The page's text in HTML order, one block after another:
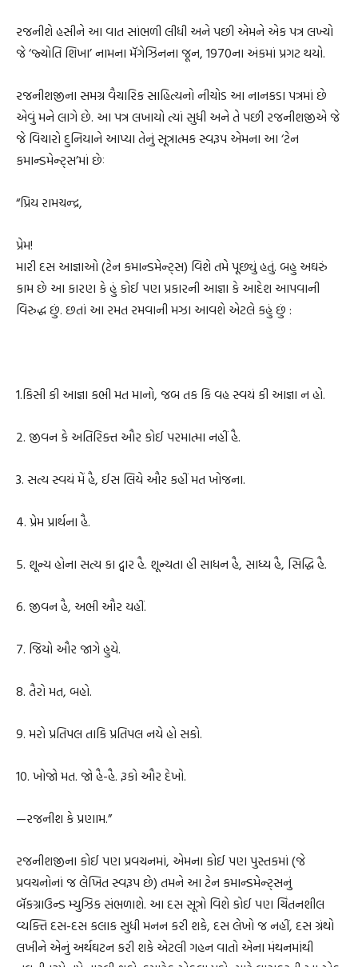
રજનીશે હસીને આ વાત સાંભળી લીધી અને પછી એમને એક પત્ર લખ્યો
જે ‘જ્યોતિ શિખા’ નામના મૅગેઝિનના જૂન, 1970ના અંકમાં પ્રગટ થયો.
રજનીશજીના સમગ્ર વૈચારિક સાહિત્યનો નીચોડ આ નાનકડા પત્રમાં છે
એવું મને લાગે છે. આ પત્ર લખાયો ત્યાં સુધી અને તે પછી રજનીશજીએ જે
જે વિચારો દુનિયાને આપ્યા તેનું સૂત્રાત્મક સ્વરૂપ એમના આ ‘ટેન
કમાન્ડમેન્ટ્સ’માં છેઃ
“પ્રિય રામચન્દ્ર,
પ્રેમ!
મારી દસ આજ્ઞાઓ (ટેન કમાન્ડમેન્ટ્સ) વિશે તમે પૂછ્યું હતું. બહુ અઘરું
કામ છે આ કારણ કે હું કોઈ પણ પ્રકારની આજ્ઞા કે આદેશ આપવાની
વિરુદ્ધ છું. છતાં આ રમત રમવાની મઝા આવશે એટલે કહું છું :
1.કિસી કી આજ્ઞા કભી મત માનો, જબ તક કિ વહ સ્વયં કી આજ્ઞા ન હો.
2. જીવન કે અતિરિક્ત ઔર કોઈ પરમાત્મા નહીં હૈ.
3. સત્ય સ્વયં મેં હૈ, ઈસ લિયે ઔર કહીં મત ખોજના.
4. પ્રેમ પ્રાર્થના હૈ.
5. શૂન્ય હોના સત્ય કા દ્વાર હૈ. શૂન્યતા હી સાધન હૈ, સાધ્ય હૈ, સિદ્ધિ હૈ.
6. જીવન હૈ, અભી ઔર યહીં.
7. જિયો ઔર જાગે હુયે.
8. તૈરો મત, બહો.
9. મરો પ્રતિપલ તાકિ પ્રતિપલ નયે હો સકો.
10. ખોજો મત. જો હૈ-હૈ. રૂકો ઔર દેખો.
—રજનીશ કે પ્રણામ.”
રજનીશજીના કોઈ પણ પ્રવચનમાં, એમના કોઈ પણ પુસ્તકમાં (જે
પ્રવચનોનાં જ લેખિત સ્વરૂપ છે) તમને આ ટેન કમાન્ડમેન્ટ્સનું
બૅકગ્રાઉન્ડ મ્યુઝિક સંભળાશે. આ દસ સૂત્રો વિશે કોઈ પણ ચિંતનશીલ
વ્યક્તિ દસ-દસ કલાક સુધી મનન કરી શકે, દસ લેખો જ નહીં, દસ ગ્રંથો
લખીને એનું અર્થઘટન કરી શકે એટલી ગહન વાતો એના મંથનમાંથી